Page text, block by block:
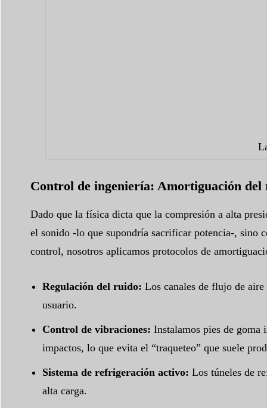
Control de ingeniería: Amortiguación
Dado que la física dicta que la compresión a alta
el sonido -lo que supondría sacrificar potencia-, sino
control, nosotros aplicamos protocolos de
Regulación del ruido: Los canales de flujo de
usuario.
Control de vibraciones: Instalamos pies de goma
impactos, lo que evita el “traqueteo” que suele
Sistema de refrigeración activo: Los túneles de
alta carga.